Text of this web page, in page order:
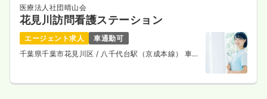
医療法人社団晴山会
花見川訪問看護ステーション
エージェント求人
車通勤可
千葉県千葉市花見川区 / 八千代台駅（京成本線） 車9